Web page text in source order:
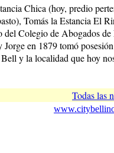
Chica (hoy, predio
Tomás la Estancia El
del Colegio de Abogados
en 1879 tomó
y la localidad que hoy
Todas las